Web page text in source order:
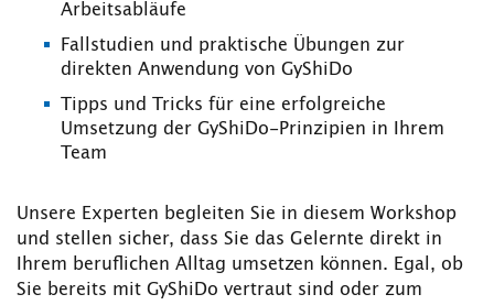
Arbeitsabläufe
Fallstudien und praktische Übungen zur
direkten Anwendung von GyShiDo
Tipps und Tricks für eine erfolgreiche
Umsetzung der GyShiDo-Prinzipien in Ihrem
Team
Unsere Experten begleiten Sie in diesem Workshop
und stellen sicher, dass Sie das Gelernte direkt in
Ihrem beruflichen Alltag umsetzen können. Egal, ob
Sie bereits mit GyShiDo vertraut sind oder zum